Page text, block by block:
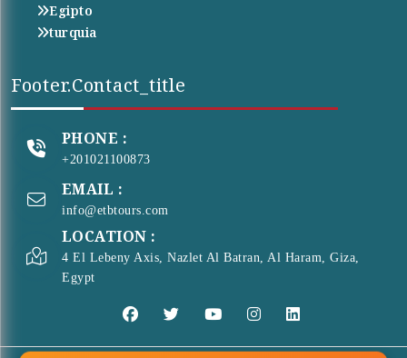
Egipto
turquia
Footer.contact_title
PHONE :
+201021100873
EMAIL :
info@etbtours.com
LOCATION :
4 El Lebeny Axis, Nazlet Al Batran, Al Haram, Giza,
Egypt